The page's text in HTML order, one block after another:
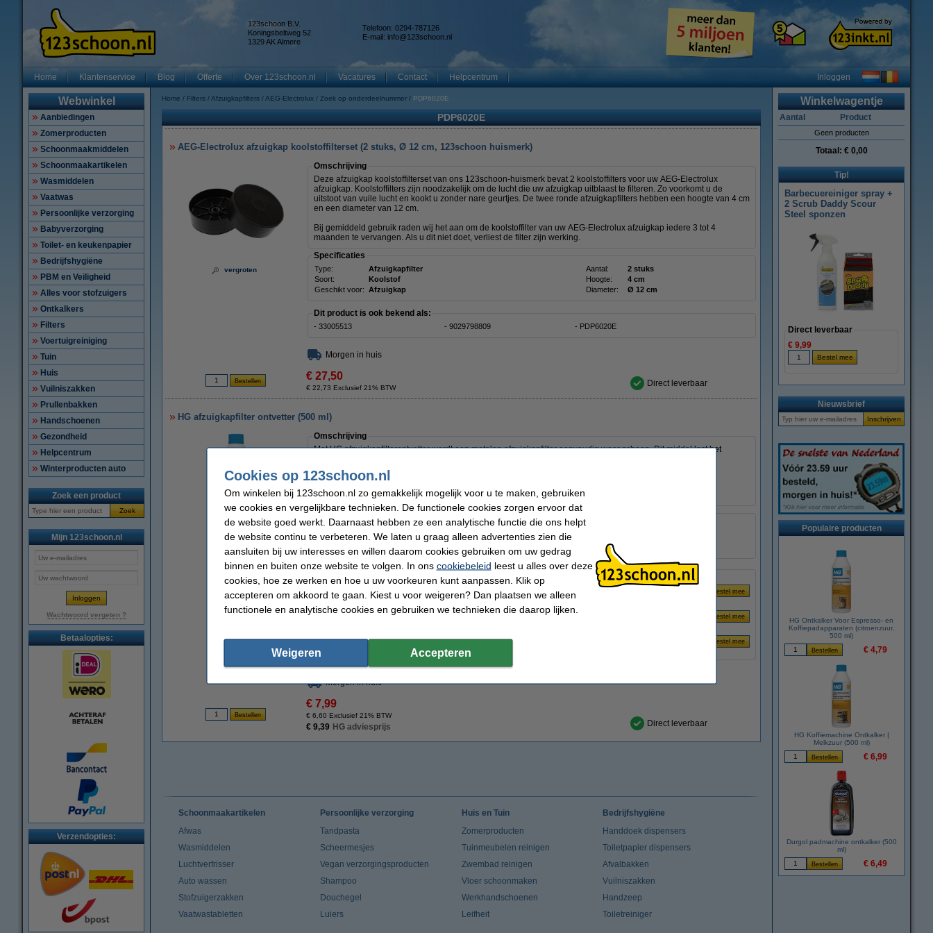
123schoon B.V.
Koningsbeltweg 52
1329 AK Almere
Telefoon: 0294-787126
E-mail: info@123schoon.nl
Home Klantenservice Blog Offerte Over 123schoon.nl Vacatures Contact Helpcentrum Inloggen
Webwinkel
Aanbiedingen
Zomerproducten
Schoonmaakmiddelen
Schoonmaakartikelen
Wasmiddelen
Vaatwas
Persoonlijke verzorging
Babyverzorging
Toilet- en keukenpapier
Bedrijfshygiëne
PBM en Veiligheid
Alles voor stofzuigers
Ontkalkers
Filters
Voertuigreiniging
Tuin
Huis
Vuilniszakken
Prullenbakken
Handschoenen
Gezondheid
Helpcentrum
Winterproducten auto
Zoek een product
Zoek
Mijn 123schoon.nl
Wachtwoord vergeten ?
Betaalopties:
Verzendopties:
Home Filters Afzuigkapfilters AEG-Electrolux Zoek op onderdeelnummer PDP6020E
PDP6020E
AEG-Electrolux afzuigkap koolstoffilterset (2 stuks, Ø 12 cm, 123schoon huismerk)
vergroten
Omschrijving
Deze afzuigkap koolstoffilterset van ons 123schoon-huismerk bevat 2 koolstoffilters voor uw AEG-Electrolux
afzuigkap. Koolstoffilters zijn noodzakelijk om de lucht die uw afzuigkap uitblaast te filteren. Zo voorkomt u de
uitstoot van vuile lucht en kookt u zonder nare geurtjes. De twee ronde afzuigkapfilters hebben een hoogte van 4 cm
en een diameter van 12 cm.
Bij gemiddeld gebruik raden wij het aan om de koolstoffilter van uw AEG-Electrolux afzuigkap iedere 3 tot 4
maanden te vervangen. Als u dit niet doet, verliest de filter zijn werking.
Specificaties
Type: Afzuigkapfilter Aantal:
2 stuks
Soort:
Koolstof Hoogte:
4 cm
Geschikt voor: Afzuigkap Diameter: Ø 12 cm
Dit product is ook bekend als:
- 33005513 - 9029798809 - PDP6020E
Morgen in huis
€ 27,50
€ 22,73 Exclusief 21% BTW Direct leverbaar
HG afzuigkapfilter ontvetter (500 ml)
vergroten
Omschrijving
Met HG afzuigkapfilterontvetter wordt een metalen afzuigkapfilter eenvoudig weer schoon. Dit middel lost het
ondergedompeld te worden en zijn vervolgens weer brandschoon. Het middel is ook veilig te gebruiken op
aluminium.
Getoonde afbeelding van het product kan afwijken i.v.m. overgang verpakking.
Specificaties
Merk: HG Inhoud:
500 ml
Type:
Ontvetter Inwerktijd:
30 min
Afzuigkap Extra info: Veiligheidsinformatie
Bestel mee:
Microvezeldoekjes 32 x 32 cm 10 stuks (123schoon huismerk)
€ 3,99
123schoon Schuurspons (10 stuks)
Morgen in huis
€ 7,99
€ 6,60 Exclusief 21% BTW
€ 9,39 HG adviesprijs Direct leverbaar
Winkelwagentje
Aantal Product
Geen producten
Totaal: € 0,00
Tip!
Barbecuereiniger spray +
2 Scrub Daddy Scour
Steel sponzen
Direct leverbaar
€ 9,99
Nieuwsbrief
Populaire producten
HG Ontkalker Voor Espresso- en
Koffiepadapparaten (citroenzuur,
500 ml)
€ 4,79
HG Koffiemachine Ontkalker |
Melkzuur (500 ml)
€ 6,99
Durgol padmachine ontkalker (500
ml)
€ 6,49
Schoonmaakartikelen
Afwas
Wasmiddelen
Luchtverfrisser
Auto wassen
Stofzuigerzakken
Vaatwastabletten
Persoonlijke verzorging
Tandpasta
Scheermesjes
Vegan verzorgingsproducten
Shampoo
Douchegel
Luiers
Huis en Tuin
Zomerproducten
Tuinmeubelen reinigen
Zwembad reinigen
Vloer schoonmaken
Werkhandschoenen
Leifheit
Bedrijfshygiëne
Handdoek dispensers
Toiletpapier dispensers
Afvalbakken
Vuilniszakken
Handzeep
Toiletreiniger
Cookies op 123schoon.nl
Om winkelen bij 123schoon.nl zo gemakkelijk mogelijk voor u te maken, gebruiken
we cookies en vergelijkbare technieken. De functionele cookies zorgen ervoor dat
de website goed werkt. Daarnaast hebben ze een analytische functie die ons helpt
de website continu te verbeteren. We laten u graag alleen advertenties zien die
aansluiten bij uw interesses en willen daarom cookies gebruiken om uw gedrag
binnen en buiten onze website te volgen. In ons cookiebeleid leest u alles over deze
cookies, hoe ze werken en hoe u uw voorkeuren kunt aanpassen. Klik op
accepteren om akkoord te gaan. Kiest u voor weigeren? Dan plaatsen we alleen
functionele en analytische cookies en gebruiken we technieken die daarop lijken.
Weigeren Accepteren